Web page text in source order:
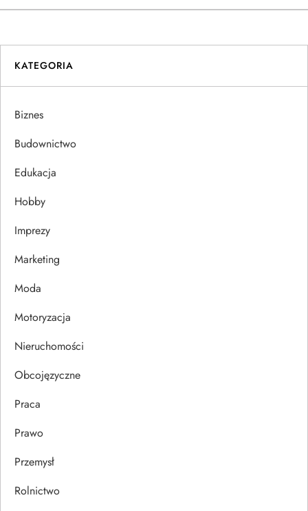
w
i
g
a
c
a
w
p
u
KATEGORIA
Biznes
Budownictwo
Edukacja
Hobby
Imprezy
Marketing
Moda
Motoryzacja
Nieruchomości
Obcojęzyczne
Praca
Prawo
Przemysł
Rolnictwo